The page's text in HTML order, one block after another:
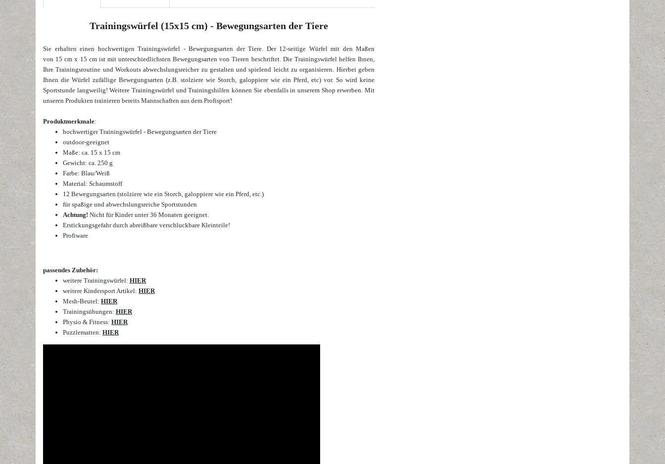
Trainingswürfel (15x15 cm) - Bewegungsarten der Tiere
Sie erhalten einen hochwertigen Trainingswürfel - Bewegungsarten der Tiere. Der 12-seitige Würfel mit den Maßen
von 15 cm x 15 cm ist mit unterschiedlichsten Bewegungsarten von Tieren beschriftet. Die Trainingswürfel helfen Ihnen,
Ihre Trainingsroutine und Workouts abwechslungsreicher zu gestalten und spielend leicht zu organisieren. Hierbei geben
Ihnen die Würfel zufällige Bewegungsarten (z.B. stolziere wie Storch, galoppiere wie ein Pferd, etc) vor. So wird keine
Sportstunde langweilig! Weitere Trainingswürfel und Trainingshilfen können Sie ebenfalls in unserem Shop erwerben. Mit
unseren Produkten trainieren bereits Mannschaften aus dem Profisport!
Produktmerkmale:
hochwertigerTrainingswürfel - Bewegungsarten der Tiere
outdoor-geeignet
Maße: ca. 15 x 15 cm
Gewicht: ca. 250 g
Farbe: Blau/Weiß
Material: Schaumstoff
12 Bewegungsarten (stolziere wie ein Storch, galoppiere wie ein Pferd, etc.)
für spaßige und abwechslungsreiche Sportstunden
Achtung! Nicht für Kinder unter 36 Monaten geeignet.
Erstickungsgefahr durch abreißbare verschluckbare Kleinteile!
Profiware
passendes Zubehör:
weitere Trainingswürfel: HIER
weitere Kindersport Artikel: HIER
Mesh-Beutel: HIER
Trainingsübungen: HIER
Physio & Fitness: HIER
Puzzlematten: HIER